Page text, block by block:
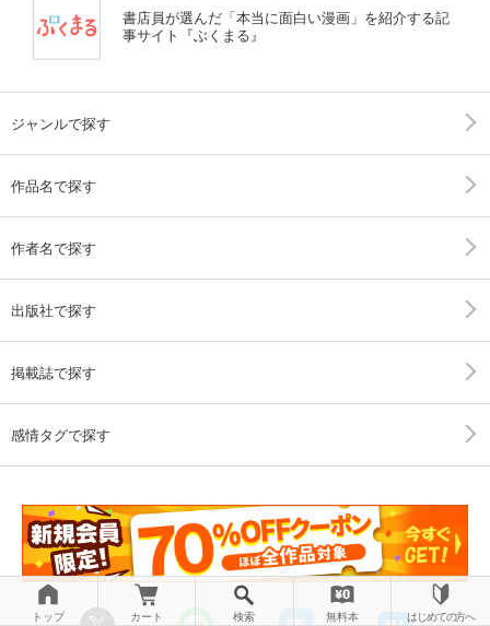
書店員が選んだ「本当に面白い漫画」を紹介する記
事サイト『ぶくまる』
ジャンルで探す
作品名で探す
作者名で探す
出版社で探す
掲載誌で探す
感情タグで探す
トップ カート 検索 無料本 はじめての方へ